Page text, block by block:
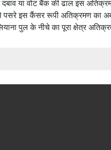
दबाव या वोट बैंक की ढाल इस
इस कैंसर रूपी अतिक्रमण का
पुल के नीचे का पूरा क्षेत्र